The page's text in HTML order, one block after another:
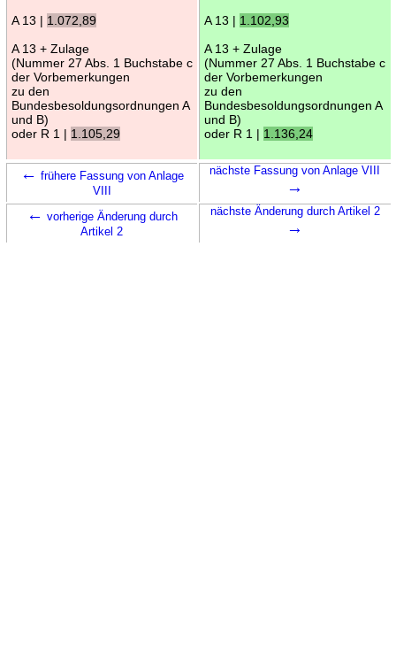
A 13 | 1.072,89
A 13 + Zulage
(Nummer 27 Abs. 1 Buchstabe c
der Vorbemerkungen
zu den
Bundesbesoldungsordnungen A
und B)
oder R 1 | 1.105,29
A 13 | 1.102,93
A 13 + Zulage
(Nummer 27 Abs. 1 Buchstabe c
der Vorbemerkungen
zu den
Bundesbesoldungsordnungen A
und B)
oder R 1 | 1.136,24
← frühere Fassung von Anlage
VIII
nächste Fassung von Anlage VIII
→
← vorherige Änderung durch
Artikel 2
nächste Änderung durch Artikel 2
→